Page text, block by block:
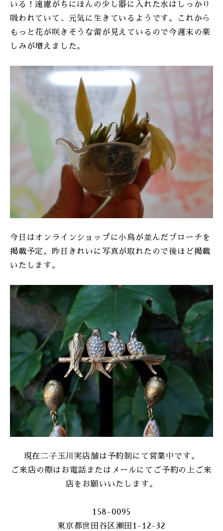
いる！遠慮がちにほんの少し器に入れた水はしっかり
吸われていて、元気に生きているようです。これから
もっと花が咲きそうな蕾が見えているので今週末の楽
しみが増えました。
今日はオンラインショップに小鳥が並んだブローチを
掲載予定。昨日きれいに写真が取れたので後ほど掲載
いたします。
現在二子玉川実店舗は予約制にて営業中です。
ご来店の際はお電話またはメールにてご予約の上ご来
店をお願いいたします。
158-0095
東京都世田谷区瀬田1-12-32